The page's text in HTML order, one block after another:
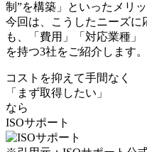
制”を構築」といったメリ
今回は、こうしたニーズに
も、「費用」「対応業種
を持つ3社をご紹介します。
コストを抑えて手間なく
「まず取得したい」
なら
ISOサポート